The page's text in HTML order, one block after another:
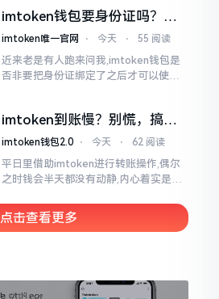
你仅有干巴巴等待其一途。
imtoken钱包要身份证吗？别
慌，看完这篇就懂了
imtoken唯一官网 ⋅ 今天 ⋅ 55 阅读
近来老是有人跑来问我,imtoken钱包是
否非要把身份证绑定了之后才可以使用
清楚了
imtoken到账慢？别慌，搞懂
这几点比啥都强
imtoken钱包2.0 ⋅ 今天 ⋅ 62 阅读
平日里借助imtoken进行转账操作,偶尔
之时钱会半天都没有动静,内心着实是挺
真的并非是它独自就能决定的。区块链
这个东西呢
点击查看更多